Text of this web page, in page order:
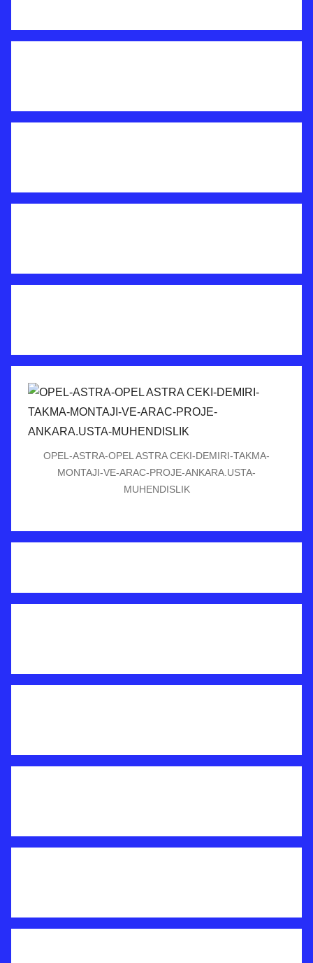
OPEL-ASTRA-OPEL ASTRA CEKI-DEMIRI-TAKMA-
MONTAJI-VE-ARAC-PROJE-ANKARA.USTA-
MUHENDISLIK